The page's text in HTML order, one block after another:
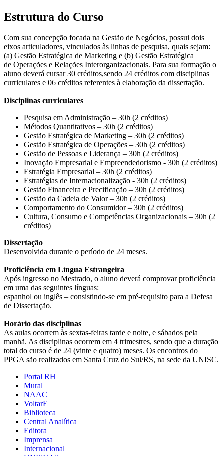
Estrutura do Curso
Com sua concepção focada na Gestão de Negócios, possui dois
eixos articuladores, vinculados às linhas de pesquisa, quais sejam:
(a) Gestão Estratégica de Marketing e (b) Gestão Estratégica
de Operações e Relações Interorganizacionais. Para sua formação o
aluno deverá cursar 30 créditos,sendo 24 créditos com disciplinas
curriculares e 06 créditos referentes à elaboração da dissertação.
Disciplinas curriculares
Pesquisa em Administração – 30h (2 créditos)
Métodos Quantitativos – 30h (2 créditos)
Gestão Estratégica de Marketing – 30h (2 créditos)
Gestão Estratégica de Operações – 30h (2 créditos)
Gestão de Pessoas e Liderança – 30h (2 créditos)
Inovação Empresarial e Empreendedorismo - 30h (2 créditos)
Estratégia Empresarial – 30h (2 créditos)
Estratégias de Internacionalização - 30h (2 créditos)
Gestão Financeira e Precificação – 30h (2 créditos)
Gestão da Cadeia de Valor – 30h (2 créditos)
Comportamento do Consumidor – 30h (2 créditos)
Cultura, Consumo e Competências Organizacionais – 30h (2
créditos)
Dissertação
Desenvolvida durante o período de 24 meses.
Proficiência em Língua Estrangeira
Após ingresso no Mestrado, o aluno deverá comprovar proficiência
em uma das seguintes línguas:
espanhol ou inglês – consistindo-se em pré-requisito para a Defesa
de Dissertação.
Horário das disciplinas
As aulas ocorrem às sextas-feiras tarde e noite, e sábados pela
manhã. As disciplinas ocorrem em 4 trimestres, sendo que a duração
total do curso é de 24 (vinte e quatro) meses. Os encontros do
PPGA são realizados em Santa Cruz do Sul/RS, na sede da UNISC.
Portal RH
Mural
NAAC
VoltarE
Biblioteca
Central Analítica
Editora
Imprensa
Internacional